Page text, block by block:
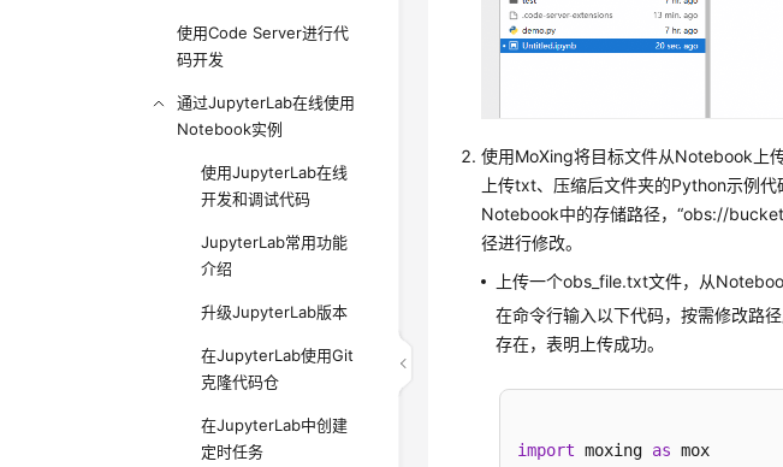
使用Code Server进行代
码开发
通过JupyterLab在线使用
Notebook实例
使用JupyterLab在线
开发和调试代码
JupyterLab常用功能
介绍
升级JupyterLab版本
在JupyterLab使用Git
克隆代码仓
在JupyterLab中创建
定时任务
使用MoXing将目标文件从Notebook上传
上传txt、压缩后文件夹的Python示例
Notebook中的存储路径，“obs://
径进行修改。
上传一个obs_file.txt文件，从
在命令行输入以下代码，按需修改路
存在，表明上传成功。
import moxing as mox